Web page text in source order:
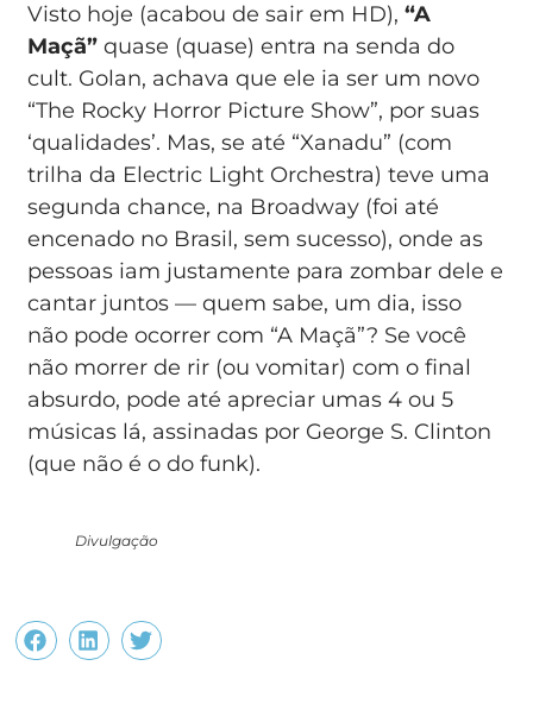
Visto hoje (acabou de sair em HD),“A
Maçã” quase (quase) entra na senda do
cult. Golan, achava que ele ia ser um novo
“The Rocky Horror Picture Show”, por suas
‘qualidades’. Mas, se até “Xanadu” (com
trilha da Electric Light Orchestra) teve uma
segunda chance, na Broadway (foi até
encenado no Brasil, sem sucesso), onde as
pessoas iam justamente para zombar dele e
cantar juntos — quem sabe, um dia, isso
não pode ocorrer com “A Maçã”? Se você
não morrer de rir (ou vomitar) com o final
absurdo, pode até apreciar umas 4 ou 5
músicas lá, assinadas por George S. Clinton
(que não é o do funk).
Divulgação